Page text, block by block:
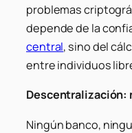
problemas
depende de la
central, sino del
entre individuos
Descentralización:
Ningún banco,